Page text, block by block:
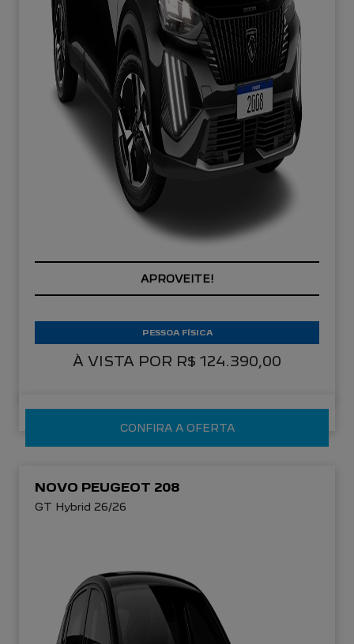
PREÇOS REDUZIDOS
À VISTA POR R$ 124.390,00
PESSOA FÍSICA
CONFIRA A OFERTA
NOVO PEUGEOT 208
GT Hybrid 26/26